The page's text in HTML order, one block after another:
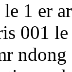
1 er
001